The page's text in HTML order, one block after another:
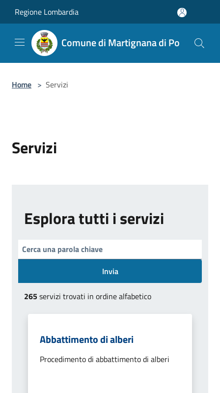
Regione Lombardia
Comune di Martignana di Po
Home > Servizi
Servizi
Esplora tutti i servizi
Invia
265servizi trovati in ordine alfabetico
Abbattimento di alberi
Procedimento di abbattimento di alberi